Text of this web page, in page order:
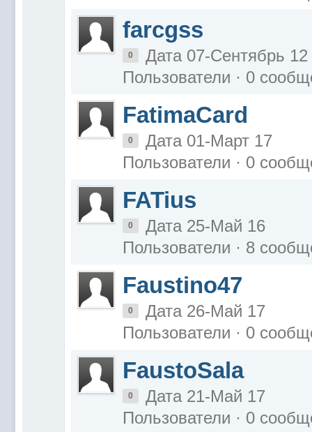
farcgss
0
Дата 07-Сентябрь 12
Пользователи · 0
FatimaCard
0
Дата 01-Март 17
Пользователи · 0
FATius
0
Дата 25-Май 16
Пользователи · 8
Faustino47
0
Дата 26-Май 17
Пользователи · 0
FaustoSala
0
Дата 21-Май 17
Пользователи · 0